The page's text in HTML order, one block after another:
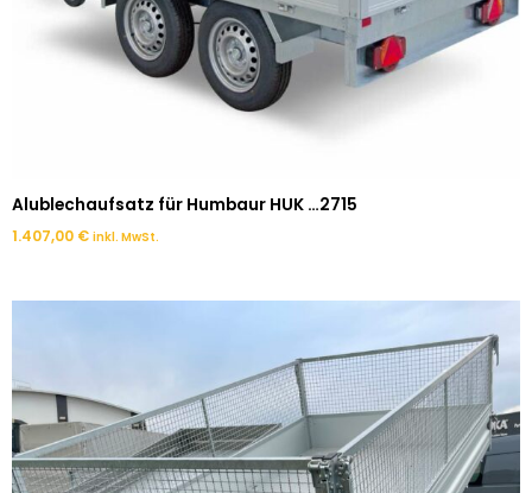
Alublechaufsatz für Humbaur HUK …2715
1.407,00 € inkl. MwSt.